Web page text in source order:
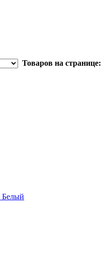
Товаров на странице:
Белый